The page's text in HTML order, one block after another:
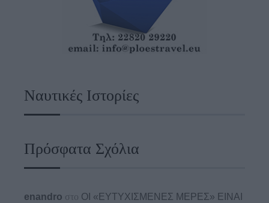
Ναυτικές Ιστορίες
Πρόσφατα Σχόλια
enandro στο ΟΙ «ΕΥΤΥΧΙΣΜΕΝΕΣ ΜΕΡΕΣ» ΕΙΝΑΙ